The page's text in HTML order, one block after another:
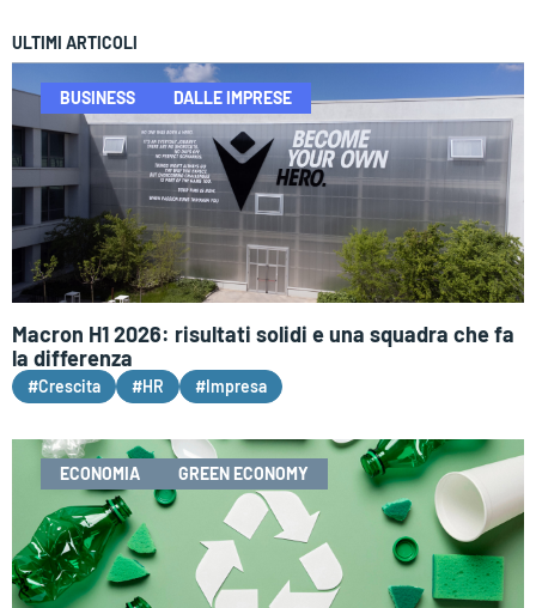
ULTIMI ARTICOLI
BUSINESS DALLE IMPRESE
Macron H1 2026: risultati solidi e una squadra che fa
la differenza
#Crescita #HR #Impresa
ECONOMIA GREEN ECONOMY